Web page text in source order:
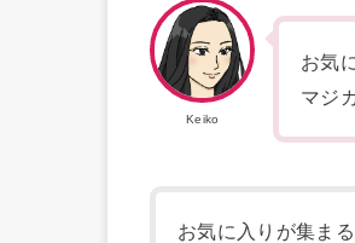
Keiko
お気
マジ
お気に入りが集ま